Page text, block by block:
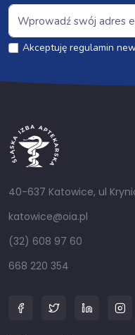
Akceptuję regulamin
40-637 Katowice, ul
katowice@oia.pl
(32) 608 97 60
668 220 354